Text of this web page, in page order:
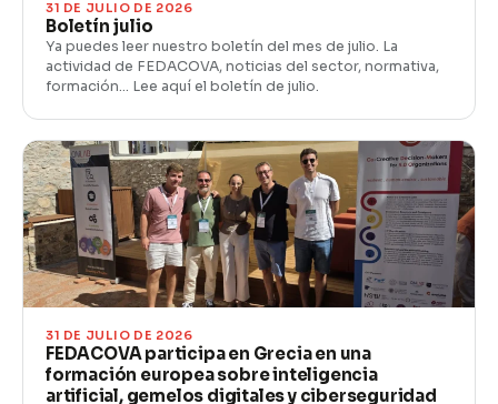
31 DE JULIO DE 2026
Boletín julio
Ya puedes leer nuestro boletín del mes de julio. La
actividad de FEDACOVA, noticias del sector, normativa,
formación… Lee aquí el boletín de julio.
31 DE JULIO DE 2026
FEDACOVA participa en Grecia en una
formación europea sobre inteligencia
artificial, gemelos digitales y ciberseguridad